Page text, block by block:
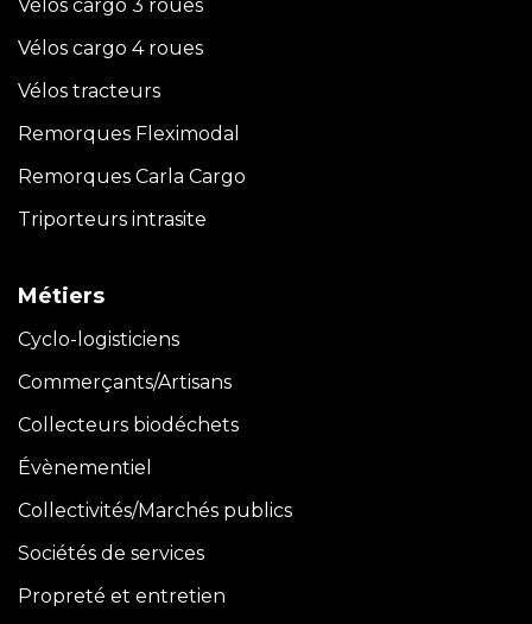
Vélos cargo 3 roues
Vélos cargo 4 roues
Vélos tracteurs
Remorques Fleximodal
Remorques Carla Cargo
Triporteurs intrasite
Métiers
Cyclo-logisticiens
Commerçants/Artisans
Collecteurs biodéchets
Évènementiel
Collectivités/Marchés publics
Sociétés de services
Propreté et entretien